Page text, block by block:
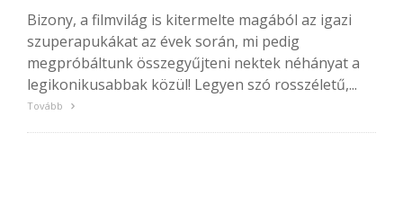
Bizony, a filmvilág is kitermelte magából az igazi
szuperapukákat az évek során, mi pedig
megpróbáltunk összegyűjteni nektek néhányat a
legikonikusabbak közül! Legyen szó rosszéletű,...
Tovább